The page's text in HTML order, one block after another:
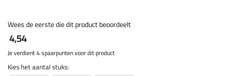
Wees de eerste die dit product beoordeelt
4,54
Je verdient 4 spaarpunten voor dit product
Kies het aantal stuks: